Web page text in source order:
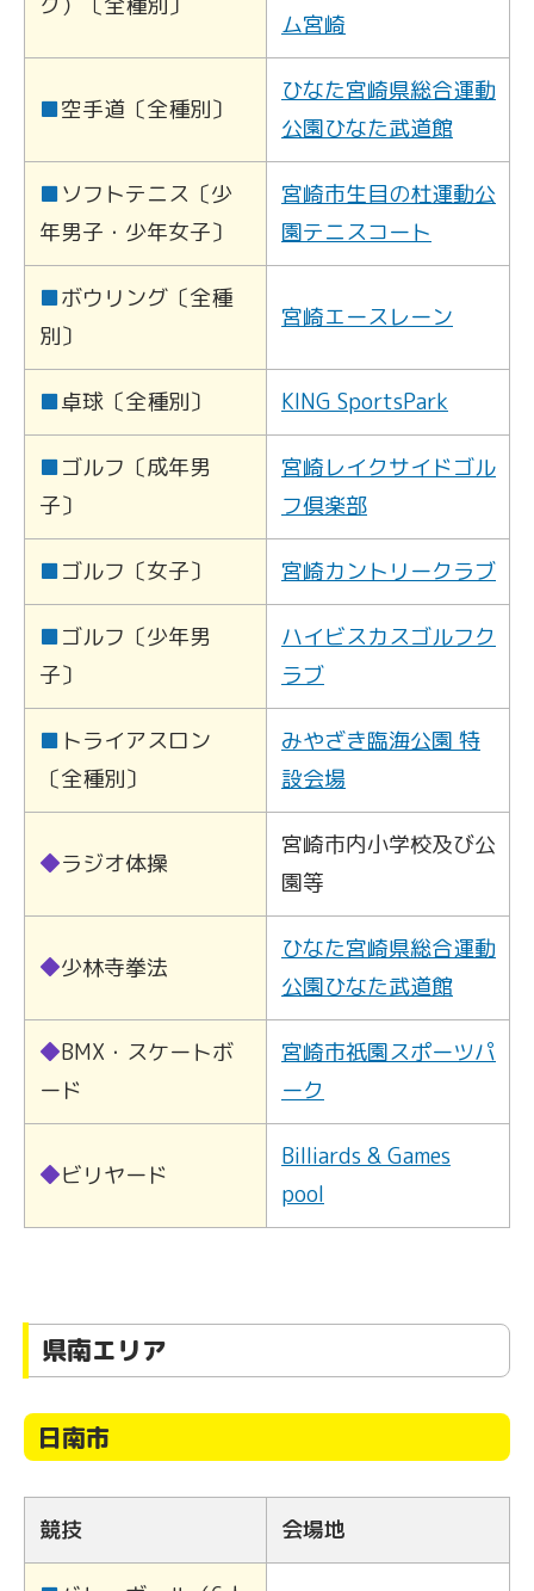
ム宮崎
■空手道〔全種別〕
ひなた宮崎県総合運動
公園ひなた武道館
■ソフトテニス〔少
年男子・少年女子〕
宮崎市生目の杜運動公
園テニスコート
■ボウリング〔全種
別〕
宮崎エースレーン
■卓球〔全種別〕 KING SportsPark
■ゴルフ〔成年男
子〕
宮崎レイクサイドゴル
フ倶楽部
■ゴルフ〔女子〕 宮崎カントリークラブ
■ゴルフ〔少年男
子〕
ハイビスカスゴルフク
ラブ
■ トライアスロン
〔全種別〕
みやざき臨海公園 特
設会場
◆ラジオ体操
宮崎市内小学校及び公
園等
◆少林寺拳法
ひなた宮崎県総合運動
公園ひなた武道館
◆BMX・スケートボ
ード
宮崎市祇園スポーツパ
ーク
◆ビリヤード
Billiards & Games
pool
県南エリア
日南市
競技 会場地